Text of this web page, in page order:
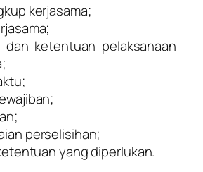
kerjasama;
dan ketentuan pelaksanaan
perselisihan;
yang diperlukan.